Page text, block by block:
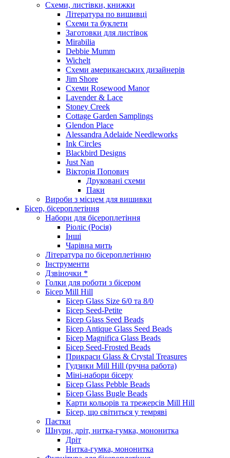
Схеми, листівки, книжки
Література по вишивці
Схеми та буклети
Заготовки для листівок
Mirabilia
Debbie Mumm
Wichelt
Схеми американських дизайнерів
Jim Shore
Cхеми Rosewood Manor
Lavender & Lace
Stoney Creek
Cottage Garden Samplings
Glendon Place
Alessandra Adelaide Needleworks
Ink Circles
Blackbird Designs
Just Nan
Вікторія Попович
Друковані схеми
Паки
Вироби з місцем для вишивки
Бісер, бісероплетіння
Набори для бісероплетіння
Ріоліс (Росія)
Інші
Чарівна мить
Література по бісероплетінню
Інструменти
Дзвіночки *
Голки для роботи з бісером
Бісер Mill Hill
Бісер Glass Size 6/0 та 8/0
Бісер Seed-Petite
Бісер Glass Seed Beads
Бісер Antique Glass Seed Beads
Бісер Magnifica Glass Beads
Бісер Seed-Frosted Beads
Прикраси Glass & Crystal Treasures
Гудзики Mill Hill (ручна работа)
Міні-набори бісеру
Бісер Glass Pebble Beads
Бісер Glass Bugle Beads
Карти кольорів та трежерсів Mill Hill
Бісер, що світиться у темряві
Паєтки
Шнури, дріт, нитка-гумка, мононитка
Дріт
Нитка-гумка, мононитка